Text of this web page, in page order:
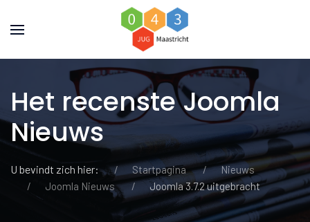
Het recenste Joomla
Nieuws
U bevindt zich hier: Startpagina
Nieuws
Joomla Nieuws
Joomla 3.7.2 uitgebracht